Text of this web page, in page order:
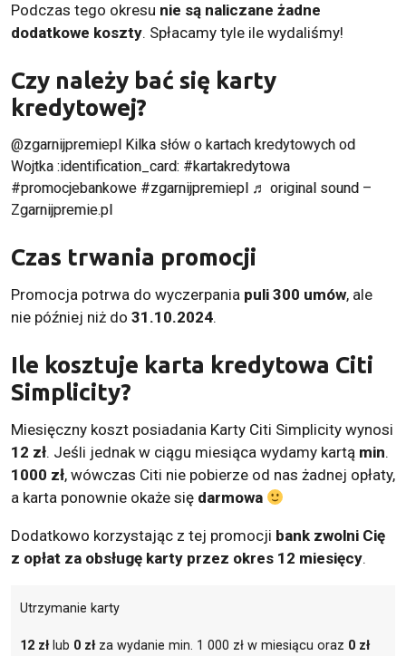
Podczas tego okresu nie są naliczane żadne
dodatkowe koszty. Spłacamy tyle ile wydaliśmy!
Czy należy bać się karty
kredytowej?
@zgarnijpremiepl Kilka słów o kartach kredytowych od
Wojtka :identification_card: #kartakredytowa
#promocjebankowe #zgarnijpremiepl ♬ original sound –
Zgarnijpremie.pl
Czas trwania promocji
Promocja potrwa do wyczerpania puli 300 umów, ale
nie później niż do 31.10.2024.
Ile kosztuje karta kredytowa Citi
Simplicity?
Miesięczny koszt posiadania Karty Citi Simplicity wynosi
12 zł. Jeśli jednak w ciągu miesiąca wydamy kartą min.
1000 zł, wówczas Citi nie pobierze od nas żadnej opłaty,
a karta ponownie okaże się darmowa
Dodatkowo korzystając z tej promocji bank zwolni Cię
z opłat za obsługę karty przez okres 12 miesięcy.
Utrzymanie karty
12 złlub 0 złza wydanie min. 1 000 zł w miesiącu oraz 0 zł